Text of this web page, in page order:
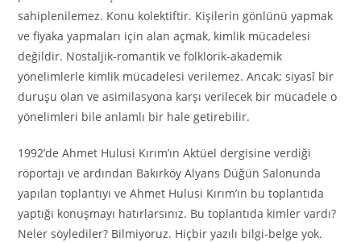
sahiplenilemez. Konu kolektiftir. Kişilerin gönlünü yapmak
ve fiyaka yapmaları için alan açmak, kimlik mücadelesi
değildir. Nostaljik-romantik ve folklorik-akademik
yönelimlerle kimlik mücadelesi verilemez. Ancak; siyasî bir
duruşu olan ve asimilasyona karşı verilecek bir mücadele o
yönelimleri bile anlamlı bir hale getirebilir.
1992’de Ahmet Hulusi Kırım’ın Aktüel dergisine verdiği
röportajı ve ardından Bakırköy Alyans Düğün Salonunda
yapılan toplantıyı ve Ahmet Hulusi Kırım’ın bu toplantıda
yaptığı konuşmayı hatırlarsınız. Bu toplantıda kimler vardı?
Neler söylediler? Bilmiyoruz. Hiçbir yazılı bilgi-belge yok.